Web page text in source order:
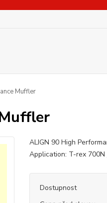
Muffler
ALIGN 90 High
Application: T-rex 700N
Dostupnost